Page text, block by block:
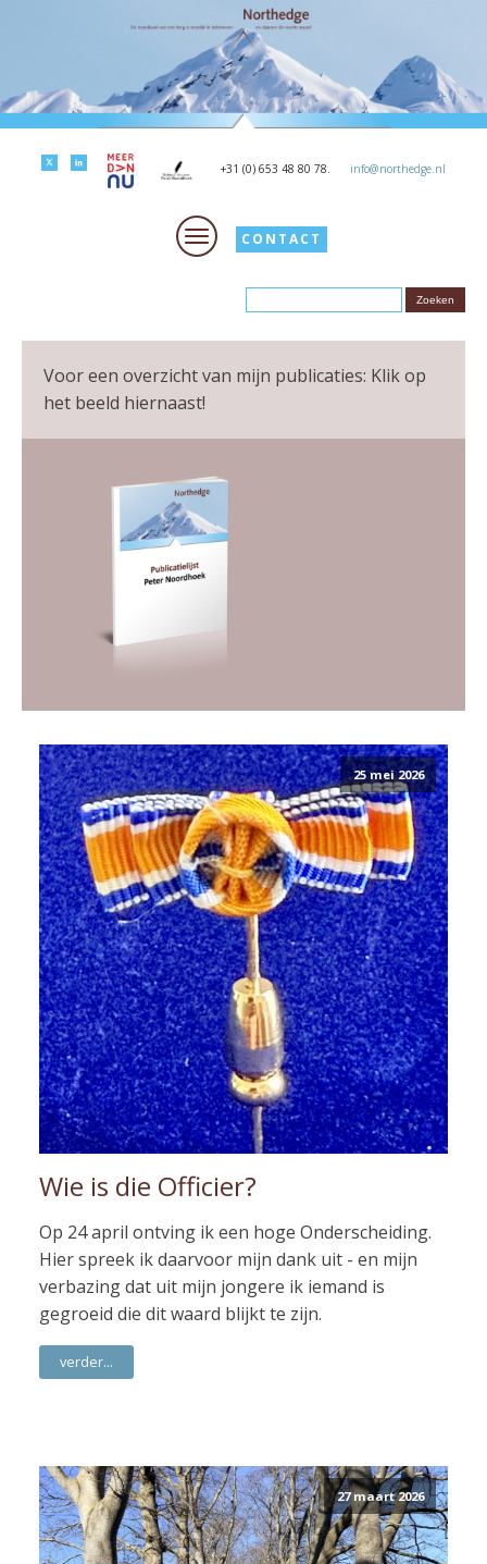
+31 (0) 653 48 80 78. info@northedge.nl
CONTACT
Voor een overzicht van mijn publicaties: Klik op
het beeld hiernaast!
25 mei 2026
Wie is die Officier?
Op 24 april ontving ik een hoge Onderscheiding.
Hier spreek ik daarvoor mijn dank uit - en mijn
verbazing dat uit mijn jongere ik iemand is
gegroeid die dit waard blijkt te zijn.
verder...
27 maart 2026